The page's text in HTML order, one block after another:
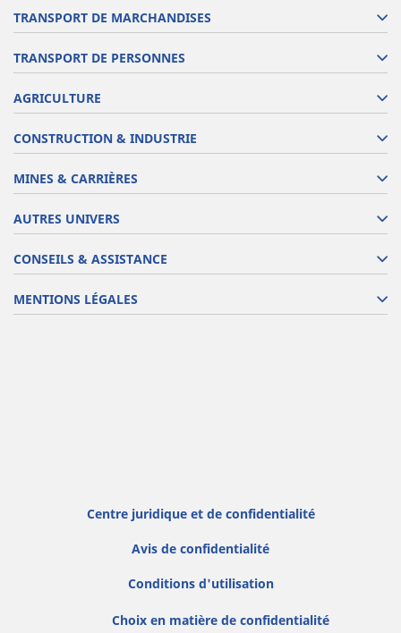
TRANSPORT DE MARCHANDISES
TRANSPORT DE PERSONNES
AGRICULTURE
CONSTRUCTION & INDUSTRIE
MINES & CARRIÈRES
AUTRES UNIVERS
CONSEILS & ASSISTANCE
MENTIONS LÉGALES
Centre juridique et de confidentialité
Avis de confidentialité
Conditions d'utilisation
Choix en matière de confidentialité